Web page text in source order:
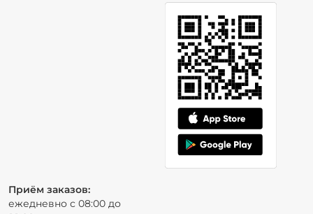
Приём заказов:
ежедневно с 08:00 до